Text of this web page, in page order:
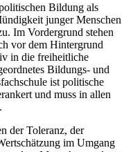
Bildung als
junger Menschen
Im Vordergrund stehen
vor dem Hintergrund
in die freiheitliche
Bildungs- und
ist politische
und muss in allen
der Toleranz, der
im Umgang